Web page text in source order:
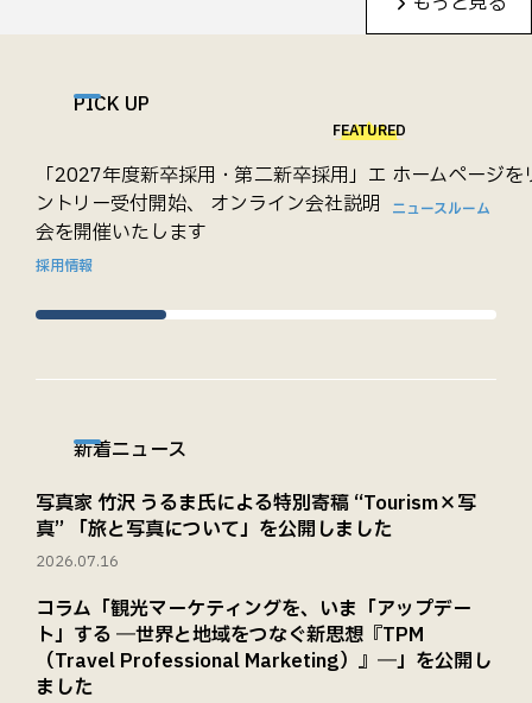
PICK UP
FEATURED
「2027年度新卒採用・第二新卒採用」エ
ントリー受付開始、 オンライン会社説明
会を開催いたします
採用情報
ホームページ
ニュースルーム
新着ニュース
写真家 竹沢 うるま氏による特別寄稿 “Tourism×写
真” 「旅と写真について」を公開しました
2026.07.16
コラム「観光マーケティングを、いま「アップデー
ト」する ―世界と地域をつなぐ新思想『TPM
（Travel Professional Marketing）』―」を公開し
ました